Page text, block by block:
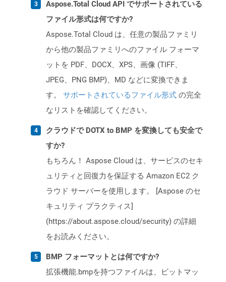
Aspose.Total Cloud API でサポートされている
ファイル形式は何ですか?
Aspose.Total Cloud は、任意の製品ファミリ
から他の製品ファミリへのファイル フォーマ
ットを PDF、DOCX、XPS、画像 (TIFF、
JPEG、PNG BMP)、MD などに変換できま
す。 サポートされているファイル形式 の完全
なリストを確認してください。
クラウドで DOTX to BMP を変換しても安全で
すか?
もちろん！ Aspose Cloud は、サービスのセキ
ュリティと回復力を保証する Amazon EC2 ク
ラウド サーバーを使用します。 [Aspose のセ
キュリティ プラクティス]
(https://about.aspose.cloud/security) の詳細
をお読みください。
BMP フォーマットとは何ですか?
拡張機能.bmpを持つファイルは、ビットマッ